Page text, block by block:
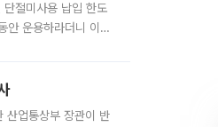
절미사용 납입 한도
운용하라더니 이제
산업통상부 장관이 반